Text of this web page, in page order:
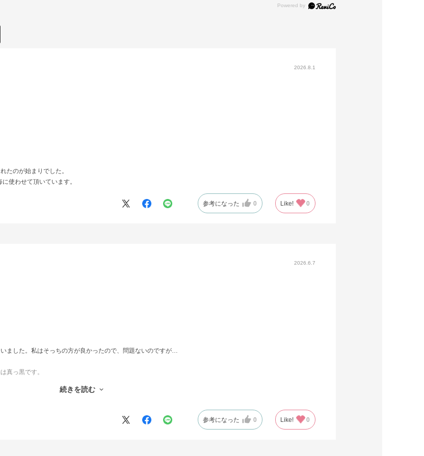
2026.8.1
たのが始まりでした。
使わせて頂いています。
参考になった 0 Like! 0
2026.6.7
ました。私はそっちの方が良かったので、問題ないのですが…
真っ黒です。
すが、人によっては問題かもですので、レビューしておきます。
続きを読む
参考になった 0 Like! 0